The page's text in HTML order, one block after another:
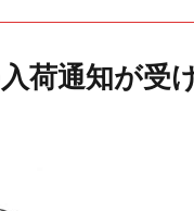
荷通知が受